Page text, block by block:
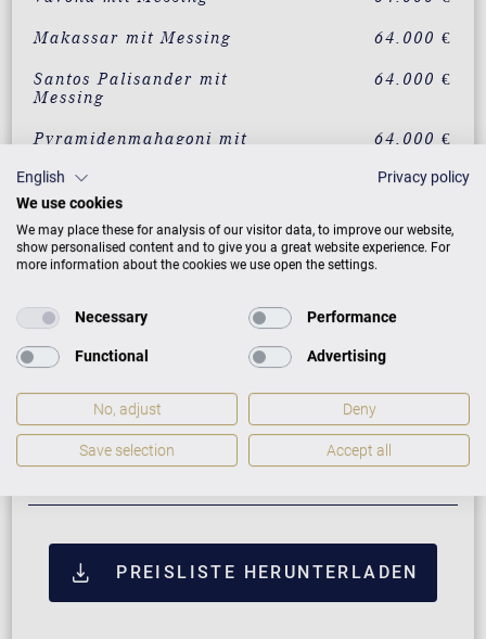
Makassar mit Messing 64.000 €
Santos Palisander mit
Messing
64.000 €
Pyramidenmahagoni mit
64.000 €
Amberholz mit Chrom
Walnuss schwarz
satiniert mit Chrom
Auf Anfrage
Chrom
Weiß mit weißem
Auf Anfrage
ZUSATZLEISTUNGEN FÜR C. BECHSTEIN
CONCERT C 8
PREISLISTE HERUNTERLADEN
English
Privacy policy
We use cookies
We may place these for analysis of our visitor data, to improve our website,
show personalised content and to give you a great website experience. For
more information about the cookies we use open the settings.
Necessary Performance
Functional Advertising
No, adjust Deny
Save selection Accept all